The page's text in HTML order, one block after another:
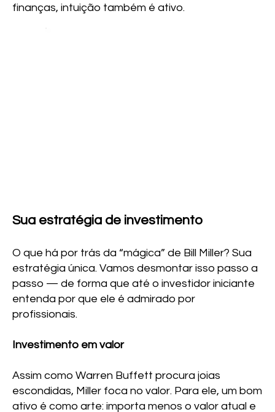
finanças, intuição também é ativo.
Sua estratégia de investimento
O que há por trás da “mágica” de Bill Miller? Sua
estratégia única. Vamos desmontar isso passo a
passo — de forma que até o investidor iniciante
entenda por que ele é admirado por
profissionais.
Investimento em valor
Assim como Warren Buffett procura joias
escondidas, Miller foca no valor. Para ele, um bom
ativo é como arte: importa menos o valor atual e